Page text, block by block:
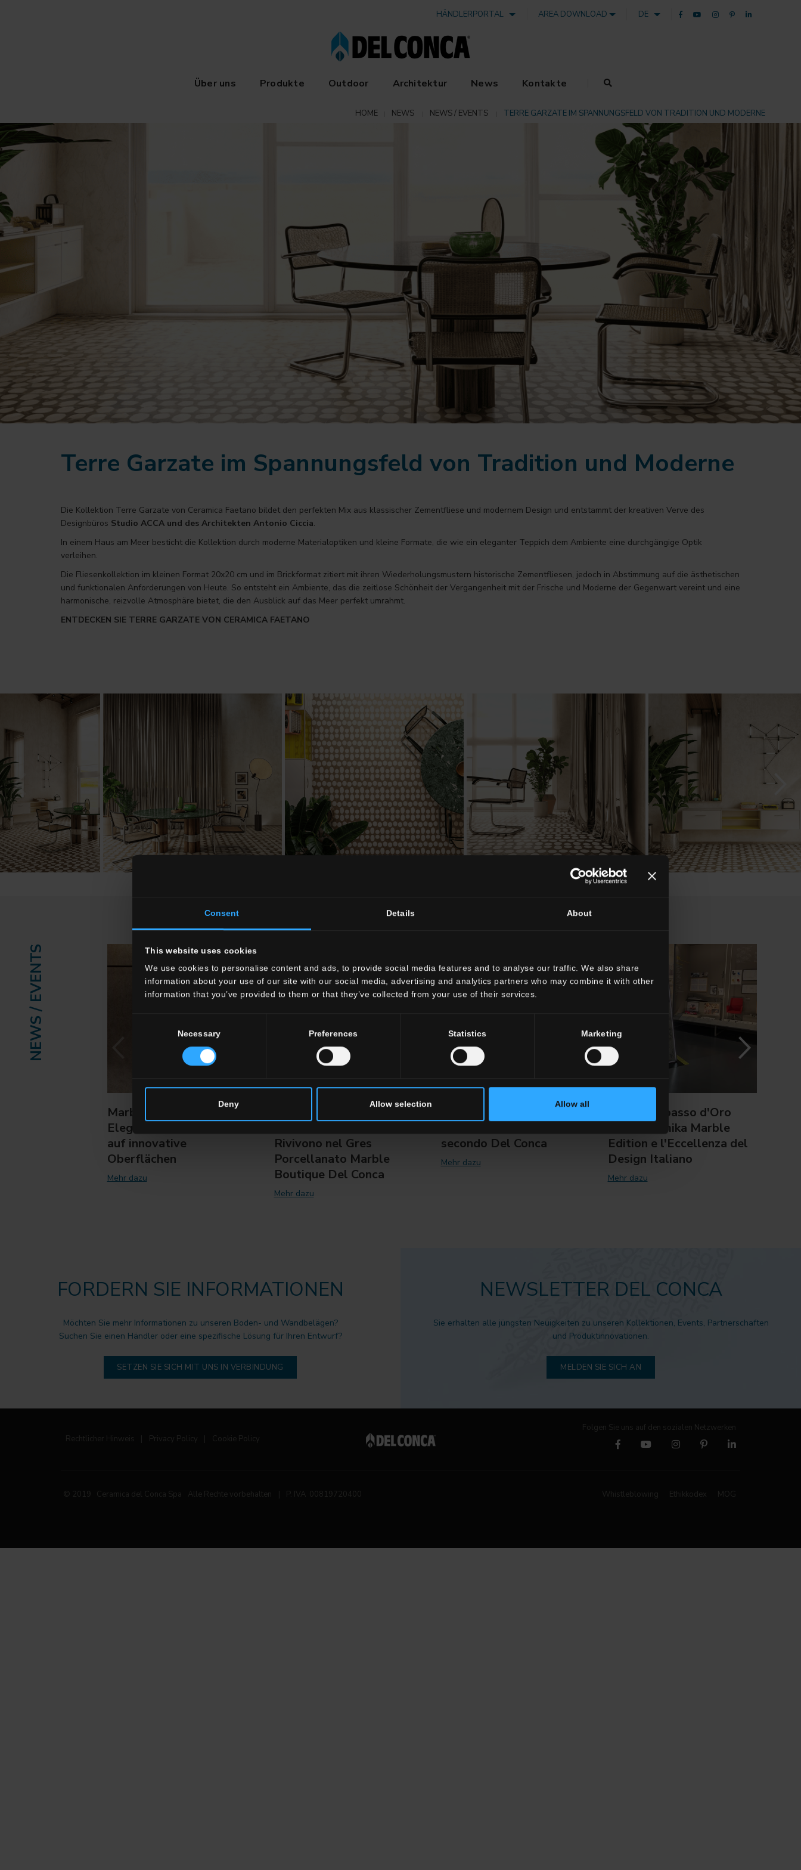
Consent Details About
This website uses cookies
We use cookies to personalise content and ads, to provide social media features and to analyse our traffic. We also share
information about your use of our site with our social media, advertising and analytics partners who may combine it with other
information that you’ve provided to them or that they’ve collected from your use of their services.
Necessary Preferences Statistics Marketing
Deny Allow selection Allow all
HÄNDLERPORTAL AREA DOWNLOAD DE
Über uns Produkte Outdoor Architektur News Kontakte
HOME NEWS NEWS / EVENTS TERRE GARZATE IM SPANNUNGSFELD VON TRADITION UND MODERNE
Terre Garzate im Spannungsfeld von Tradition und Moderne
Die Kollektion Terre Garzate von Ceramica Faetano bildet den perfekten Mix aus klassischer Zementfliese und modernem Design und entstammt der kreativen Verve des
Designbüros Studio ACCA und des Architekten Antonio Ciccia.
In einem Haus am Meer besticht die Kollektion durch moderne Materialoptiken und kleine Formate, die wie ein eleganter Teppich dem Ambiente eine durchgängige Optik
verleihen.
Die Fliesenkollektion im kleinen Format 20x20 cm und im Brickformat zitiert mit ihren Wiederholungsmustern historische Zementfliesen, jedoch in Abstimmung auf die ästhetischen
und funktionalen Anforderungen von Heute. So entsteht ein Ambiente, das die zeitlose Schönheit der Vergangenheit mit der Frische und Moderne der Gegenwart vereint und eine
harmonische, reizvolle Atmosphäre bietet, die den Ausblick auf das Meer perfekt umrahmt.
ENTDECKEN SIE TERRE GARZATE VON CERAMICA FAETANO
NEWS / EVENTS
Marble Boutique: Die
Eleganz von Marmor trifft
auf innovative
Oberflächen
Mehr dazu
L'Anima della Quarzite:
Rivivono nel Gres
Porcellanato Marble
Boutique Del Conca
Mehr dazu
secondo Del Conca
Mehr dazu
XXIX Compasso d'Oro
ADI: Dinamika Marble
Edition e l'Eccellenza del
Design Italiano
Mehr dazu
FORDERN SIE INFORMATIONEN
Möchten Sie mehr Informationen zu unseren Boden- und Wandbelägen?
Suchen Sie einen Händler oder eine spezifische Lösung für Ihren Entwurf?
SETZEN SIE SICH MIT UNS IN VERBINDUNG
NEWSLETTER DEL CONCA
Sie erhalten alle jüngsten Neuigkeiten zu unseren Kollektionen, Events, Partnerschaften
und Produktinnovationen.
MELDEN SIE SICH AN
Rechtlicher Hinweis Privacy Policy Cookie Policy
Folgen Sie uns auf den sozialen Netzwerken
© 2019 Ceramica del Conca Spa Alle Rechte vorbehalten P. IVA 00819720400 Whistleblowing Ethikkodex MOG